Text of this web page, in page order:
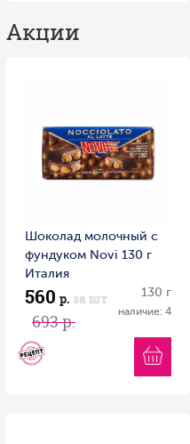
Акции
Шоколад молочный с
фундуком Novi 130 г
Италия
560 р. за шт
693 р.
130 г
наличие: 4